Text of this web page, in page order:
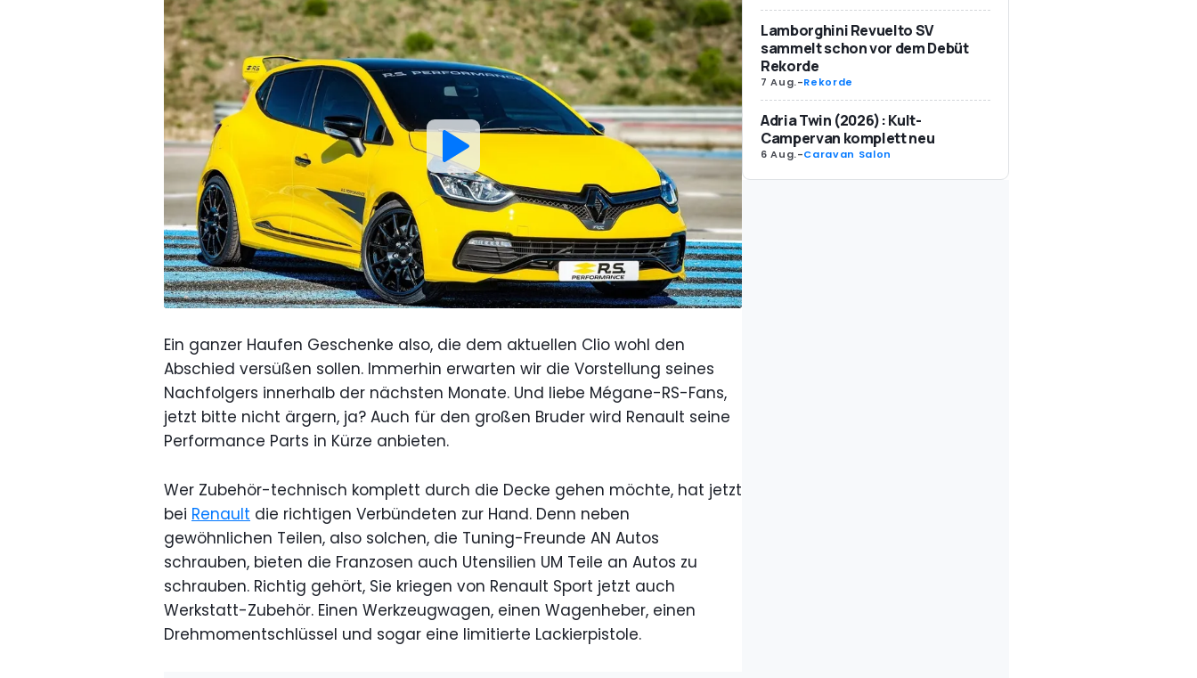
Ein ganzer Haufen Geschenke also, die dem aktuellen Clio wohl den
Abschied versüßen sollen. Immerhin erwarten wir die Vorstellung seines
Nachfolgers innerhalb der nächsten Monate. Und liebe Mégane-RS-Fans,
jetzt bitte nicht ärgern, ja? Auch für den großen Bruder wird Renault seine
Performance Parts in Kürze anbieten.
Wer Zubehör-technisch komplett durch die Decke gehen möchte, hat jetzt
bei Renault die richtigen Verbündeten zur Hand. Denn neben
gewöhnlichen Teilen, also solchen, die Tuning-Freunde AN Autos
schrauben, bieten die Franzosen auch Utensilien UM Teile an Autos zu
schrauben. Richtig gehört, Sie kriegen von Renault Sport jetzt auch
Werkstatt-Zubehör. Einen Werkzeugwagen, einen Wagenheber, einen
Drehmomentschlüssel und sogar eine limitierte Lackierpistole.
Lamborghini Revuelto SV
sammelt schon vor dem Debüt
Rekorde
7 Aug.-Rekorde
Adria Twin (2026): Kult-
Campervan komplett neu
6 Aug.-Caravan Salon